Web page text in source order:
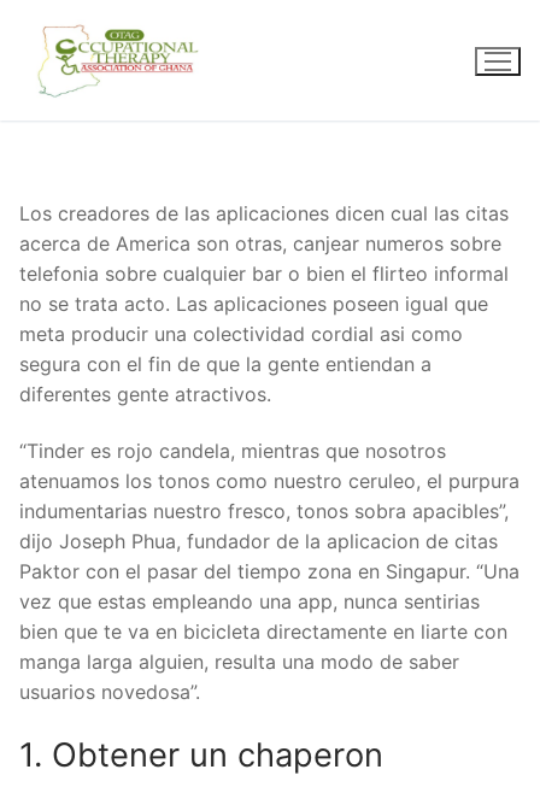
content
Los creadores de las aplicaciones dicen cual las citas
acerca de America son otras, canjear numeros sobre
telefonia sobre cualquier bar o bien el flirteo informal
no se trata acto. Las aplicaciones poseen igual que
meta producir una colectividad cordial asi­ como
segura con el fin de que la gente entiendan a
diferentes gente atractivos.
“Tinder es rojo candela, mientras que nosotros
atenuamos los tonos como nuestro ceruleo, el purpura
indumentarias nuestro fresco, tonos sobra apacibles”,
dijo Joseph Phua, fundador de la aplicacion de citas
Paktor con el pasar del tiempo zona en Singapur. “Una
vez que estas empleando una app, nunca sentirias
bien que te va en bicicleta directamente en liarte con
manga larga alguien, resulta una modo de saber
usuarios novedosa”.
1. Obtener un chaperon